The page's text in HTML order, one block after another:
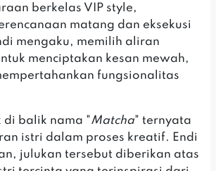
berkelas VIP style,
matang dan eksekusi
mengaku, memilih aliran
menciptakan kesan mewah,
fungsionalitas
di balik nama "Matcha" ternyata
istri dalam proses kreatif. Endi
julukan tersebut diberikan atas